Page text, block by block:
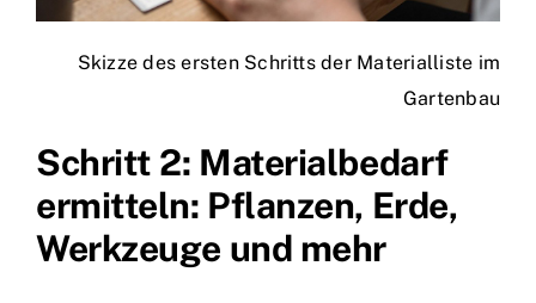
Skizze des ersten Schritts der Materialliste im
Gartenbau
Schritt 2: Materialbedarf
ermitteln: Pflanzen, Erde,
Werkzeuge und mehr